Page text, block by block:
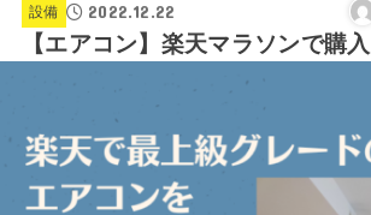
設備 2022.12.22
【エアコン】楽天マラソンで購